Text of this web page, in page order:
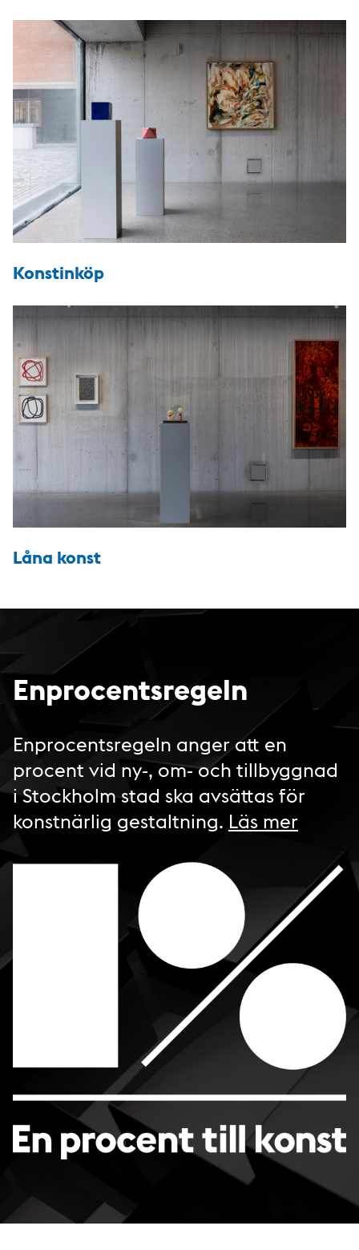
Konstinköp
Låna konst
Enprocentsregeln
Enprocentsregeln anger att en
procent vid ny-, om- och tillbyggnad
i Stockholm stad ska avsättas för
konstnärlig gestaltning. Läs mer